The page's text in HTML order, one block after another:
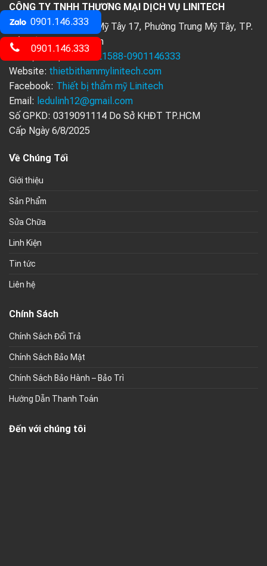
CÔNG TY TNHH THƯƠNG MẠI DỊCH VỤ LINITECH
Địa chỉ:61/35 Trung Mỹ Tây 17, Phường Trung Mỹ Tây, TP.
Hồ Chí Minh, Việt Nam
0335321588-0901146333
Website: thietbithammylinitech.com
Facebook: Thiết bị thẩm mỹ Linitech
Email: ledulinh12@gmail.com
Số GPKD: 0319091114 Do Sở KHĐT TP.HCM
Cấp Ngày 6/8/2025
Về Chúng Tối
Giới thiệu
Sản Phẩm
Sửa Chữa
Linh Kiện
Tin tức
Liên hệ
Chính Sách
Chính Sách Đổi Trả
Chính Sách Bảo Mật
Chính Sách Bảo Hành – Bảo Trì
Hướng Dẫn Thanh Toán
Đến với chúng tôi
0901.146.333
0901.146.333